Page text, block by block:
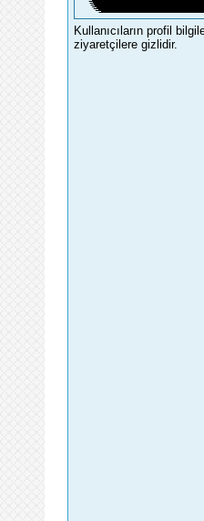
Kullanıcıların profil
ziyaretçilere gizlidir.